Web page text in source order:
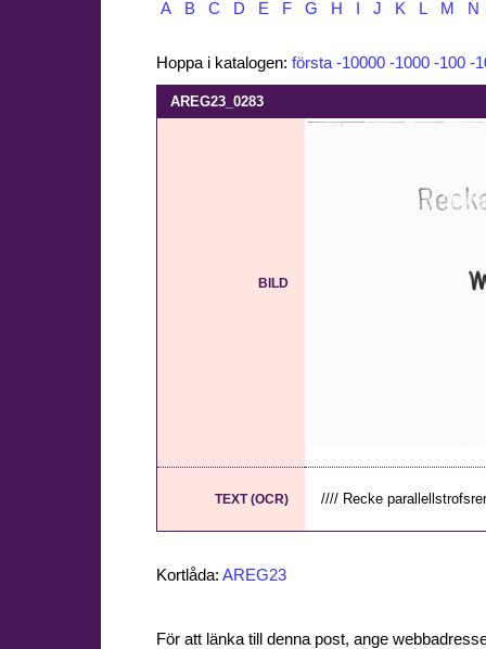
A B C D E F G H J K L M N
Hoppa i katalogen: första -10000 -1000 -100 -
AREG23_0283
BILD
TEXT (OCR) //// Recke
Kortlåda: AREG23
För att länka till denna post, ange